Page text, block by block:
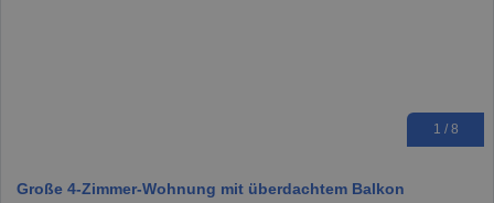
1 / 8
Große 4-Zimmer-Wohnung mit überdachtem Balkon